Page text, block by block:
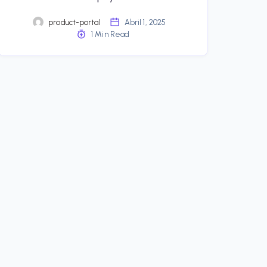
product-portal
Abril 1, 2025
1 Min Read